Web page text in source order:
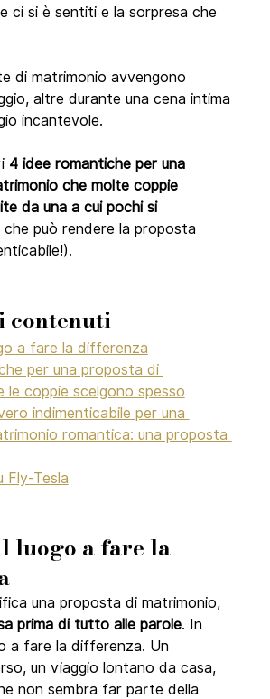
ci si è sentiti e la sorpresa che
di matrimonio avvengono
altre durante una cena intima
incantevole.
4 idee romantiche per una
che molte coppie
da una a cui pochi si
può rendere la proposta
contenuti
a fare la differenza
per una proposta di
le coppie scelgono spesso
indimenticabile per una
romantica: una proposta
Fly-Tesla
luogo a fare la
una proposta di matrimonio,
prima di tutto alle parole. In
a fare la differenza. Un
un viaggio lontano da casa,
non sembra far parte della